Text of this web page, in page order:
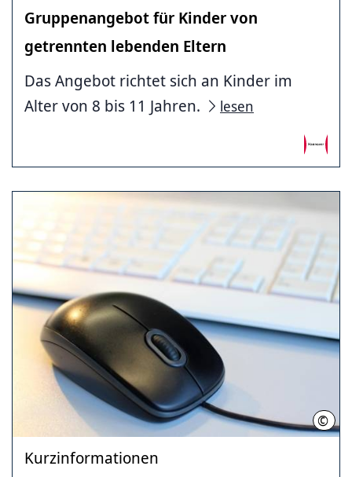
Gruppenangebot für Kinder von
getrennten lebenden Eltern
Das Angebot richtet sich an Kinder im
Alter von 8 bis 11 Jahren.
lesen
©
Kurzinformationen